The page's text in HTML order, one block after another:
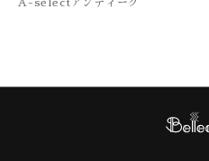
A-selectアンティーク